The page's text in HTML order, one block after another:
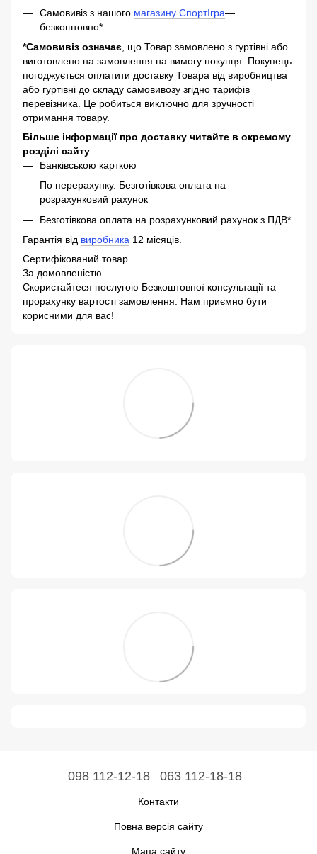
Самовивіз з нашого магазину СпортІгра—
безкоштовно*.
*Самовивіз означає , що Товар замовлено з гуртівні або
виготовлено на замовлення на вимогу покупця. Покупець
погоджується оплатити доставку Товара від виробництва
або гуртівні до складу самовивозу згідно тарифів
перевізника. Це робиться виключно для зручності
отримання товару.
Більше інформації про доставку читайте в окремому
розділі сайту
Банківською карткою
По перерахунку. Безготівкова оплата на
розрахунковий рахунок
Безготівкова оплата на розрахунковий рахунок з ПДВ*
Гарантія від виробника 12 місяців.
Сертифікований товар.
За домовленістю
Скористайтеся послугою Безкоштовної консультації та
прорахунку вартості замовлення. Нам приємно бути
корисними для вас!
098 112-12-18 063 112-18-18
Контакти
Повна версія сайту
Мапа сайту